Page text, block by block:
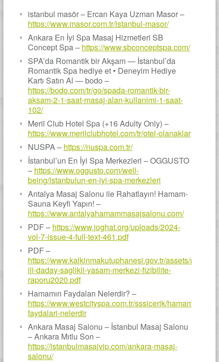
istanbul masör – Ercan Kaya Uzman Masor –
https://www.masor.com.tr/istanbul-masor/
Ankara En İyi Spa Masaj Hizmetleri SB
Concept Spa – https://www.sbconceptspa.com/
SPA’da Romantik bir Akşam — İstanbul’da
Romantik Spa hediye et • Deneyim Hediye
Kartı Satın Al — bodo –
https://bodo.com/tr/go/spada-romantik-bir-
aksam-2-1-saat-masaj-alan-kullanimi-1-saat-
102/
Meril Club Hotel Spa (+16 Adulty Only) –
https://www.merilclubhotel.com/tr/otel-olanaklar
NUSPA – https://nuspa.com.tr/
İstanbul’un En İyi Spa Merkezleri – OGGUSTO
– https://www.oggusto.com/well-
being/istanbulun-en-iyi-spa-merkezleri
Antalya Masaj Salonu ile Rahatlayın! Hamam-
Sauna Keyfi Yapın! –
https://www.antalyahamammasajsalonu.com/
PDF – https://www.joghat.org/uploads/2024-
vol-7-issue-4-full-text-461.pdf
PDF –
https://www.kalkinmakutuphanesi.gov.tr/assets/
ili-daday-saglikli-yasam-merkezi-fizibilite-
raporu2020.pdf
Hamamın Faydaları Nelerdir? –
https://www.westcityspa.com.tr/sssicerik/hamamin-
faydalari-nelerdir
Ankara Masaj Salonu – İstanbul Masaj Salonu
– Ankara Mıtlu Son –
https://istanbulmasajvip.com/ankara-masaj-
salonu/